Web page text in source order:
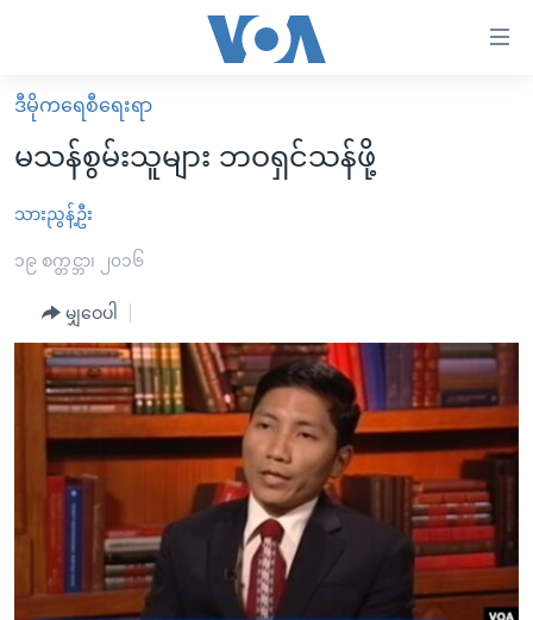
လွယ်ကူ
စေ
Link
များ
အကြောင်းအရာ
ကြည့်
အ
စာမျက်နှာ
မူလစာမျက်နှာ
မြန်မာ
ကမ္ဘာ့သတင်းများ
နိုင်ငံတကာ
တရုတ်
အစ္စရေး-ပါလက်စတိုင်း
ဗွီဒီယို
ရပ်ဝန်းတခု လမ်းတခု အလွန်
အင်္ဂလိပ်စာလေ့လာမယ်
အမေရိကန်သုံးအီဒီယံ
မကြေးမုံရဲ့ အင်္ဂလိပ်စာ
ရုပ်ရှင်ထဲက အင်္ဂလိပ်စာ
သုတပဒေသာ အင်္ဂလိပ်စာ
အပတ်စဉ်ကဏ္ဍများ
ရေဒီယို
ရေဒီယိုနှင့်ရုပ်သံ အချက်အလက်များ
ရေဒီယို/တီဗွီအစီအစဉ်
Learning English
ဒီမိုကရေစီရေးရာ
မသန်စွမ်းသူများ ဘဝရှင်သန်ဖို့
သားညွန့်ဦး
၁၉ စက္တင္ဘာ၊ ၂၀၁၆
မျှဝေပါ